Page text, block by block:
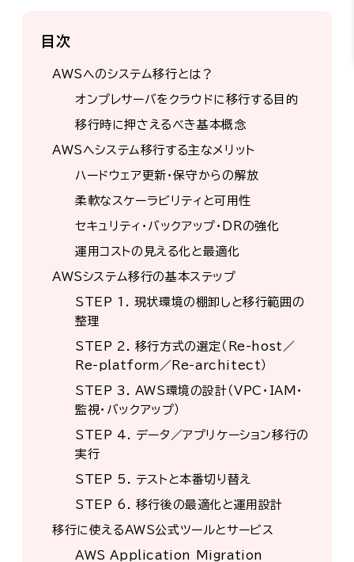
目次
AWSへのシステム移行とは？
オンプレサーバをクラウドに移行する目的
移行時に押さえるべき基本概念
AWSへシステム移行する主なメリット
ハードウェア更新・保守からの解放
柔軟なスケーラビリティと可用性
セキュリティ・バックアップ・DRの強化
運用コストの見える化と最適化
AWSシステム移行の基本ステップ
STEP 1. 現状環境の棚卸しと移行範囲の
整理
STEP 2. 移行方式の選定（Re-host／
Re-platform／Re-architect）
STEP 3. AWS環境の設計（VPC・IAM・
監視・バックアップ）
STEP 4. データ／アプリケーション移行の
実行
STEP 5. テストと本番切り替え
STEP 6. 移行後の最適化と運用設計
移行に使えるAWS公式ツールとサービス
AWS Application Migration